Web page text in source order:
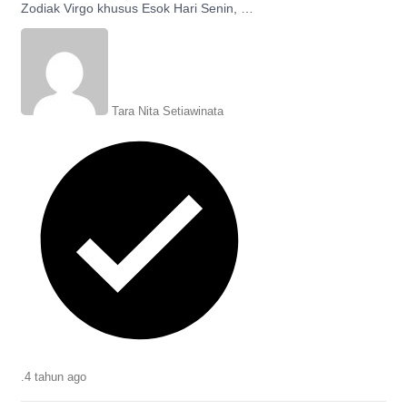
Zodiak Virgo khusus Esok Hari Senin, 27
Juni 2022. Cek penjelasannya.
Tara Nita Setiawinata
4 tahun ago